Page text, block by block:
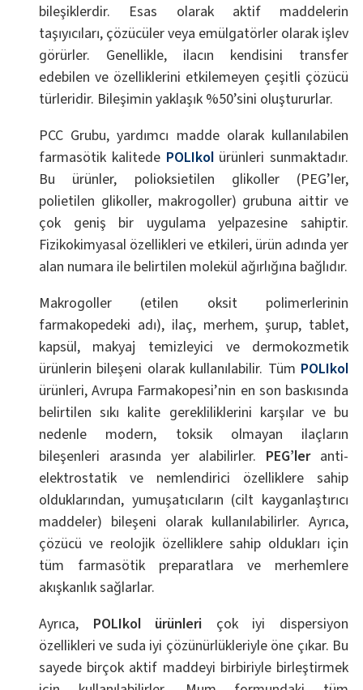
bileşiklerdir. Esas olarak aktif maddelerin
taşıyıcıları, çözücüler veya emülgatörler olarak işlev
görürler. Genellikle, ilacın kendisini transfer
edebilen ve özelliklerini etkilemeyen çeşitli çözücü
türleridir. Bileşimin yaklaşık %50’sini oluştururlar.
PCC Grubu, yardımcı madde olarak kullanılabilen
farmasötik kalitede POLIkolürünleri sunmaktadır.
Bu ürünler, polioksietilen glikoller (PEG’ler,
polietilen glikoller, makrogoller) grubuna aittir ve
çok geniş bir uygulama yelpazesine sahiptir.
Fizikokimyasal özellikleri ve etkileri, ürün adında yer
alan numara ile belirtilen molekül ağırlığına bağlıdır.
Makrogoller (etilen oksit polimerlerinin
farmakopedeki adı), ilaç, merhem, şurup, tablet,
kapsül, makyaj temizleyici ve dermokozmetik
ürünlerin bileşeni olarak kullanılabilir. Tüm POLIkol
ürünleri, Avrupa Farmakopesi’nin en son baskısında
belirtilen sıkı kalite gerekliliklerini karşılar ve bu
nedenle modern, toksik olmayan ilaçların
bileşenleri arasında yer alabilirler. PEG’leranti-
elektrostatik ve nemlendirici özelliklere sahip
olduklarından, yumuşatıcıların (cilt kayganlaştırıcı
maddeler) bileşeni olarak kullanılabilirler. Ayrıca,
çözücü ve reolojik özelliklere sahip oldukları için
tüm farmasötik preparatlara ve merhemlere
akışkanlık sağlarlar.
Ayrıca, POLIkol ürünleri çok iyi dispersiyon
özellikleri ve suda iyi çözünürlükleriyle öne çıkar. Bu
sayede birçok aktif maddeyi birbiriyle birleştirmek